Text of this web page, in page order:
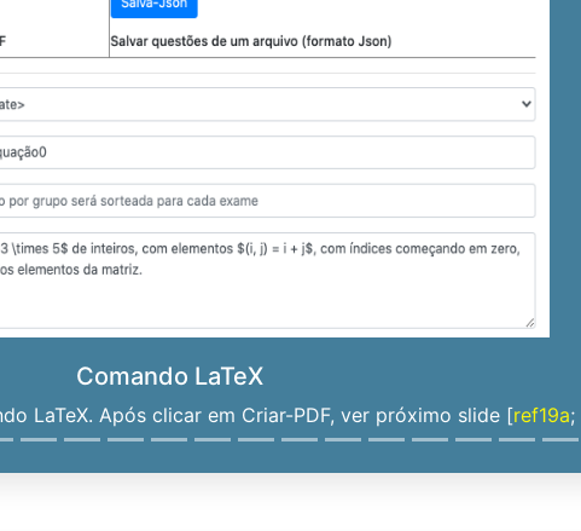
Comando LaTeX
LaTeX. Após clicar em Criar-PDF, ver próximo slide [ref19a;